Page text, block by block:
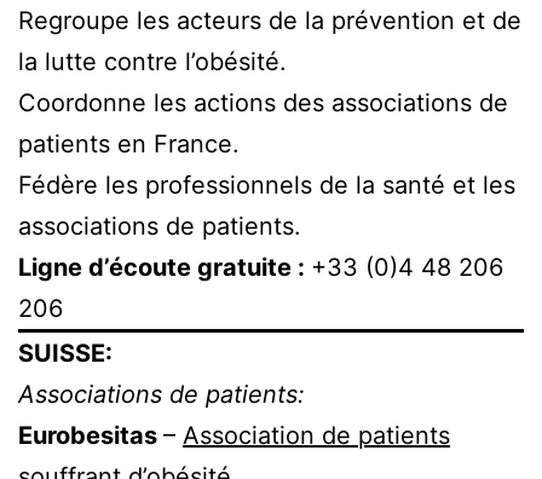
Regroupe les acteurs de la prévention et de
la lutte contre l’obésité.
Coordonne les actions des associations de
patients en France.
Fédère les professionnels de la santé et les
associations de patients.
Ligne d’écoute gratuite : +33 (0)4 48 206
206
SUISSE:
Associations de patients:
Eurobesitas – Association de patients